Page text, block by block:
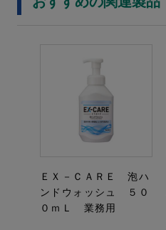
ＥＸ－ＣＡＲＥ 泡ハ
ンドウォッシュ ５０
０ｍＬ 業務用